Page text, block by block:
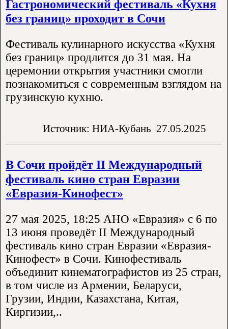
Гастрономический фестиваль «Кухня
без границ» проходит в Сочи
Фестиваль кулинарного искусства «Кухня
без границ» продлится до 31 мая. На
церемонии открытия участники смогли
познакомиться с современным взглядом на
грузинскую кухню.
Источник: НИА-Кубань 27.05.2025
В Сочи пройдёт II Международный
фестиваль кино стран Евразии
«Евразия-Кинофест»
27 мая 2025, 18:25 АНО «Евразия» с 6 по
13 июня проведёт II Международный
фестиваль кино стран Евразии «Евразия-
Кинофест» в Сочи. Кинофестиваль
объединит кинематографистов из 25 стран,
в том числе из Армении, Беларуси,
Грузии, Индии, Казахстана, Китая,
Киргизии,..